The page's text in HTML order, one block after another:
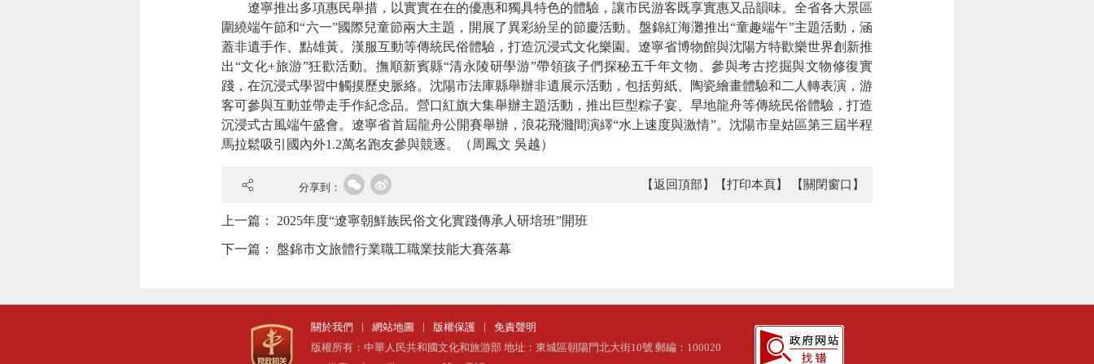
遼寧推出多項惠民舉措，以實實在在的優惠和獨具特色的體驗，讓市民游客既享實惠又品韻味。全省各大景區
圍繞端午節和“六一”國際兒童節兩大主題，開展了異彩紛呈的節慶活動。盤錦紅海灘推出“童趣端午”主題活動，涵
蓋非遺手作、點雄黃、漢服互動等傳統民俗體驗，打造沉浸式文化樂園。遼寧省博物館與沈陽方特歡樂世界創新推
出“文化+旅游”狂歡活動。撫順新賓縣“清永陵研學游”帶領孩子們探秘五千年文物、參與考古挖掘與文物修復實
踐，在沉浸式學習中觸摸歷史脈絡。沈陽市法庫縣舉辦非遺展示活動，包括剪紙、陶瓷繪畫體驗和二人轉表演，游
客可參與互動並帶走手作紀念品。營口紅旗大集舉辦主題活動，推出巨型粽子宴、旱地龍舟等傳統民俗體驗，打造
沉浸式古風端午盛會。遼寧省首屆龍舟公開賽舉辦，浪花飛濺間演繹“水上速度與激情”。沈陽市皇姑區第三屆半程
馬拉鬆吸引國內外1.2萬名跑友參與競逐。（周鳳文 吳越）
分享到： 【返回頂部】 【打印本頁】 【關閉窗口】
上一篇： 2025年度“遼寧朝鮮族民俗文化實踐傳承人研培班”開班
下一篇： 盤錦市文旅體行業職工職業技能大賽落幕